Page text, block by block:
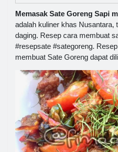
Memasak Sate Goreng Sapi
adalah kuliner khas Nusantara,
daging. Resep cara membuat
#resepsate #sategoreng.
membuat Sate Goreng dapat